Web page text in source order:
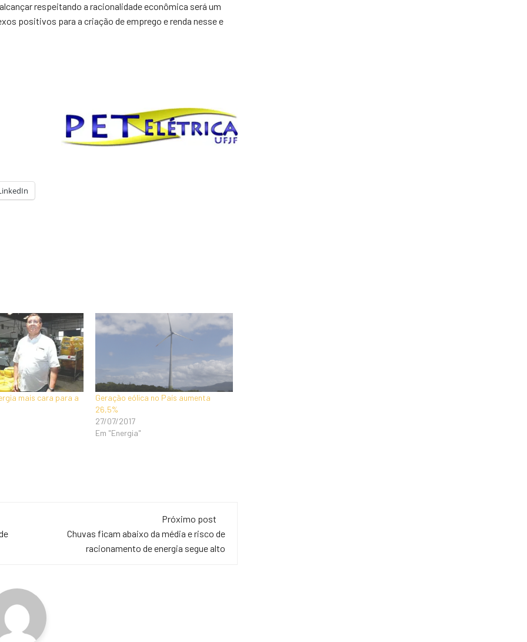
respeitando a racionalidade econômica será um
positivos para a criação de emprego e renda nesse e
mais cara para a
Geração eólica no País aumenta
26,5%
27/07/2017
Em "Energia"
Próximo post
Chuvas ficam abaixo da média e risco de
racionamento de energia segue alto